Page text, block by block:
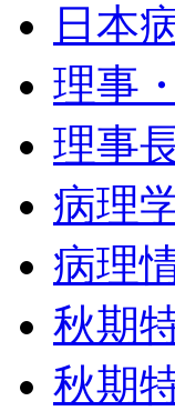
日本
理事
理事
病理
病理
秋期
秋期